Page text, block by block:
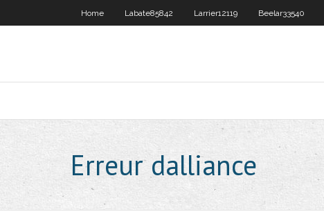
Home Labate85842 Larrier12119 Beelar33540
Erreur dalliance